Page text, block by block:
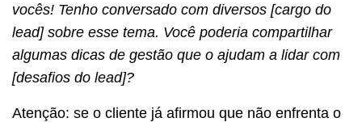
vocês! Tenho conversado com diversos [cargo do
lead] sobre esse tema. Você poderia compartilhar
algumas dicas de gestão que o ajudam a lidar com
[desafios do lead]?
Atenção: se o cliente já afirmou que não enfrenta o